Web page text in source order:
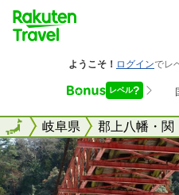
全国岐阜県 郡上八幡・関
全国